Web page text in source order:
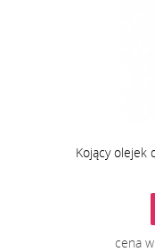
Kojący olejek
cena